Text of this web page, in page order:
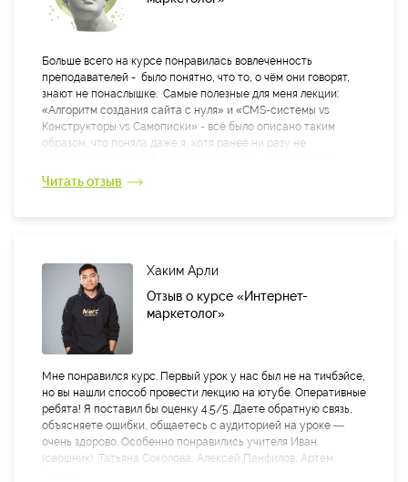
Больше всего на курсе понравилась вовлеченность
преподавателей - было понятно, что то, о чём они говорят,
знают не понаслышке. Самые полезные для меня лекции:
«Алгоритм создания сайта с нуля» и «CMS-системы vs
Конструкторы vs Самописки» - всё было описано таким
образом, что поняла даже я, хотя ранее ни разу не
можно применять в работе. Все преподаватели большие
Читать отзыв
Хаким Арли
Отзыв о курсе «Интернет-
маркетолог»
Мне понравился курс. Первый урок у нас был не на тичбэйсе,
но вы нашли способ провести лекцию на ютубе. Оперативные
ребята! Я поставил бы оценку 4.5/5. Даете обратную связь,
объясняете ошибки, общаетесь с аудиторией на уроке —
очень здорово. Особенно понравились учителя Иван
(сеошник), Татьяна Соколова, Алексей Панфилов, Артем